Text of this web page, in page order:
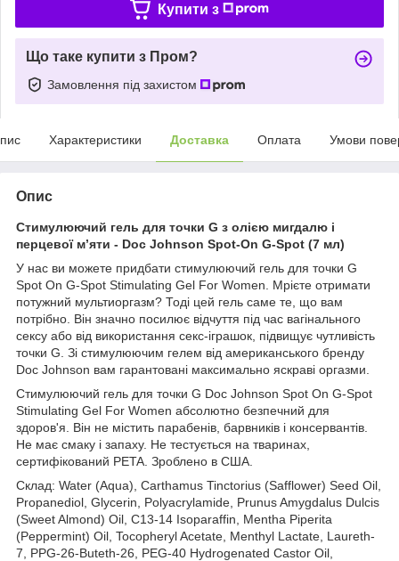
Купити з
Що таке купити з Пром?
Замовлення під захистом
Характеристики Доставка Оплата Умови
Опис
Стимулюючий гель для точки G з олією мигдалю і
перцевої м’яти - Doc Johnson Spot-On G-Spot (7 мл)
У нас ви можете придбати стимулюючий гель для точки G
Spot On G-Spot Stimulating Gel For Women. Мрієте отримати
потужний мультиоргазм? Тоді цей гель саме те, що вам
потрібно. Він значно посилює відчуття під час вагінального
сексу або від використання секс-іграшок, підвищує чутливість
точки G. Зі стимулюючим гелем від американського бренду
Doc Johnson вам гарантовані максимально яскраві оргазми.
Стимулюючий гель для точки G Doc Johnson Spot On G-Spot
Stimulating Gel For Women абсолютно безпечний для
здоров'я. Він не містить парабенів, барвників і консервантів.
Не має смаку і запаху. Не тестується на тваринах,
сертифікований PETA. Зроблено в США.
Склад: Water (Aqua), Carthamus Tinctorius (Safflower) Seed Oil,
Propanediol, Glycerin, Polyacrylamide, Prunus Amygdalus Dulcis
(Sweet Almond) Oil, C13-14 Isoparaffin, Mentha Piperita
(Peppermint) Oil, Tocopheryl Acetate, Menthyl Lactate, Laureth-
7, PPG-26-Buteth-26, PEG-40 Hydrogenated Castor Oil,